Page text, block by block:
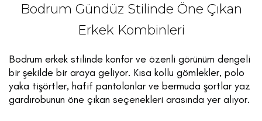
Bodrum Gündüz Stilinde Öne Çıkan
Erkek Kombinleri
Bodrum erkek stilinde konfor ve özenli görünüm dengeli
bir şekilde bir araya geliyor. Kısa kollu gömlekler, polo
yaka tişörtler, hafif pantolonlar ve bermuda şortlar yaz
gardırobunun öne çıkan seçenekleri arasında yer alıyor.